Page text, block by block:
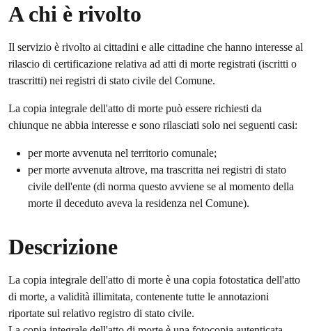
A chi è rivolto
Il servizio è rivolto ai cittadini e alle cittadine che hanno interesse al
rilascio di certificazione relativa ad atti di morte registrati (iscritti o
trascritti) nei registri di stato civile del Comune.
La copia integrale dell'atto di morte può essere richiesti da
chiunque ne abbia interesse e sono rilasciati solo nei seguenti casi:
per morte avvenuta nel territorio comunale;
per morte avvenuta altrove, ma trascritta nei registri di stato
civile dell'ente (di norma questo avviene se al momento della
morte il deceduto aveva la residenza nel Comune).
Descrizione
La copia integrale dell'atto di morte è una copia fotostatica dell'atto
di morte, a validità illimitata, contenente tutte le annotazioni
riportate sul relativo registro di stato civile.